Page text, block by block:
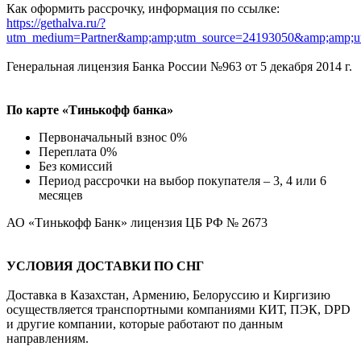
Как оформить рассрочку, информация по ссылке:
https://gethalva.ru/?
Генеральная лицензия Банка России №963 от 5 декабря 2014 г.
По карте «Тинькофф банка»
Первоначальный взнос 0%
Переплата 0%
Без комиссий
Период рассрочки на выбор покупателя – 3, 4 или 6
месяцев
АО «Тинькофф Банк» лицензия ЦБ РФ № 2673
УСЛОВИЯ ДОСТАВКИ ПО СНГ
Доставка в Казахстан, Армению, Белоруссию и Киргизию
осуществляется транспортными компаниями КИТ, ПЭК, DPD
и другие компании, которые работают по данным
направлениям.